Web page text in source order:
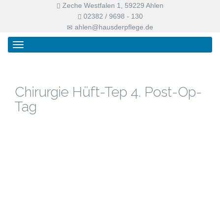
Zeche Westfalen 1, 59229 Ahlen
02382 / 9698 - 130
ahlen@hausderpflege.de
Primary
Menu
Skip
Haus der Pflege
Chirurgie Hüft-Tep 4. Post-Op-
Tag